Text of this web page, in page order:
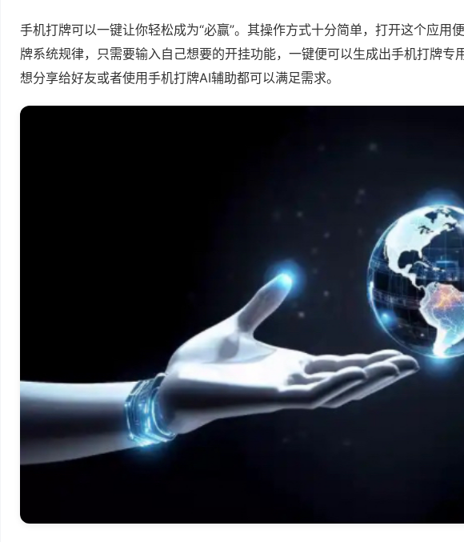
手机打牌可以一键让你轻松成为“必赢”。其操作方式十分简单，打开这个应用
牌系统规律，只需要输入自己想要的开挂功能，一键便可以生成出手机打牌专
想分享给好友或者使用手机打牌AI辅助都可以满足需求。